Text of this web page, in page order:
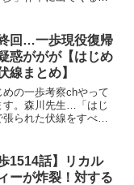
実際に試合で使った
かについ...
回…一歩現役復帰
惑ががが【はじめ
線まとめ】
の一歩考察chやって
す。森川先生…「はじ
られた伏線をすべて
じめの一歩」作中で謎
る伏線...
1514話】リカル
ーが炸裂！対する